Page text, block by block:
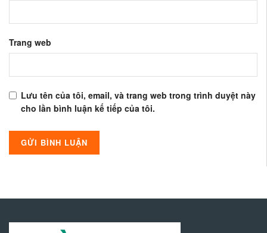
Trang web
Lưu tên của tôi, email, và trang web trong trình duyệt này
cho lần bình luận kế tiếp của tôi.